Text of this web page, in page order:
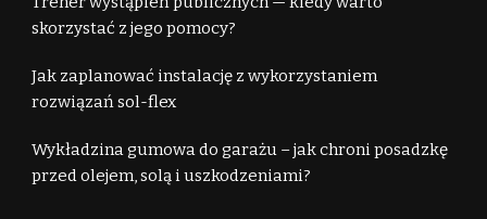
skorzystać z jego pomocy?
Jak zaplanować instalację z wykorzystaniem
rozwiązań sol-flex
Wykładzina gumowa do garażu – jak chroni posadzkę
przed olejem, solą i uszkodzeniami?